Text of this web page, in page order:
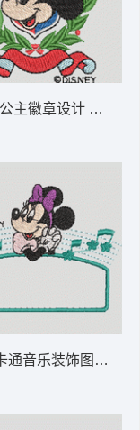
节-DST
主徽章设计 米妮
通音乐装饰图案 米